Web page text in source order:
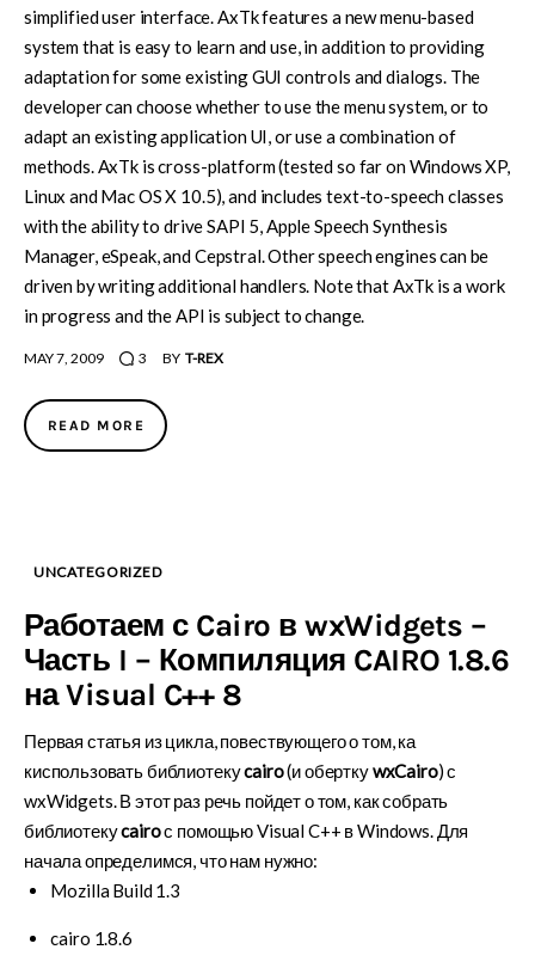
simplified user interface. AxTk features a new menu-based
system that is easy to learn and use, in addition to providing
adaptation for some existing GUI controls and dialogs. The
developer can choose whether to use the menu system, or to
adapt an existing application UI, or use a combination of
methods. AxTk is cross-platform (tested so far on Windows XP,
Linux and Mac OS X 10.5), and includes text-to-speech classes
with the ability to drive SAPI 5, Apple Speech Synthesis
Manager, eSpeak, and Cepstral. Other speech engines can be
driven by writing additional handlers. Note that AxTk is a work
in progress and the API is subject to change.
MAY 7, 2009 3 BY T-REX
READ MORE
UNCATEGORIZED
Работаем с Cairo в wxWidgets –
Часть I – Компиляция CAIRO 1.8.6
на Visual C++ 8
Первая статья из цикла, повествующего о том, ка
киспользовать библиотекуcairo(и оберткуwxCairo) с
wxWidgets. В этот раз речь пойдет о том, как собрать
библиотекуcairoс помощью Visual C++ в Windows. Для
начала определимся, что нам нужно:
Mozilla Build 1.3
cairo 1.8.6